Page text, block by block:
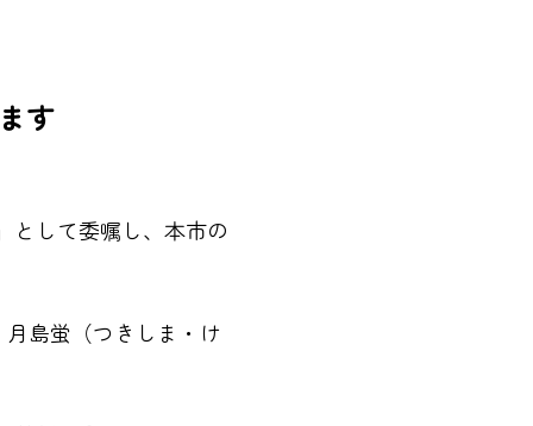
す
として委嘱し、本市の
島蛍（つきしま・け